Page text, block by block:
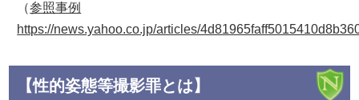
（参照事例
https://news.yahoo.co.jp/articles/
【性的姿態等撮影罪とは】